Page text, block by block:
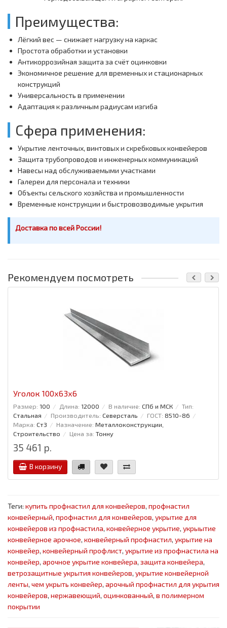
Преимущества:
Лёгкий вес — снижает нагрузку на каркас
Простота обработки и установки
Антикоррозийная защита за счёт оцинковки
Экономичное решение для временных и стационарных
конструкций
Универсальность в применении
Адаптация к различным радиусам изгиба
Сфера применения:
Укрытие ленточных, винтовых и скребковых конвейеров
Защита трубопроводов и инженерных коммуникаций
Навесы над обслуживаемыми участками
Галереи для персонала и техники
Объекты сельского хозяйства и промышленности
Временные конструкции и быстровозводимые укрытия
Доставка по всей России!
Рекомендуем посмотреть
Уголок 100x63x6
Размер: 100 Длина: 12000 В наличие: СПб и МСК
Тип:
Стальная
Производитель: Северсталь ГОСТ: 8510-86
Марка: Ст3 Назначение: Металлоконструкции,
Строительство
Цена за: Тонну
35 461 р.
В корзину
Теги: купить профнастил для конвейеров, профнастил
конвейерный, профнастил для конвейеров, укрытие для
конвейеров из профнастила, конвейерное укрытие, укрыытие
конвейерное арочное, конвейерный профнастил, укрытие на
конвейер, конвейерный профлист, укрытие из профнастила на
конвейер, арочное укрытие конвейера, защита конвейера,
ветрозащитные укрытия конвейеров, укрытие конвейерной
ленты, чем укрыть конвейер, арочный профнастил для укрытия
конвейеров, нержавеющий, оцинкованный, в полимерном
покрытии